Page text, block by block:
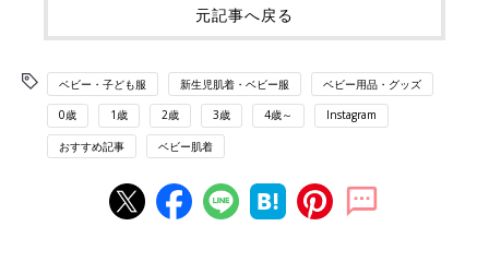
元記事へ戻る
ベビー・子ども服 新生児肌着・ベビー服 ベビー用品・グッズ
0歳 1歳 2歳 3歳 4歳～ Instagram
おすすめ記事 ベビー肌着